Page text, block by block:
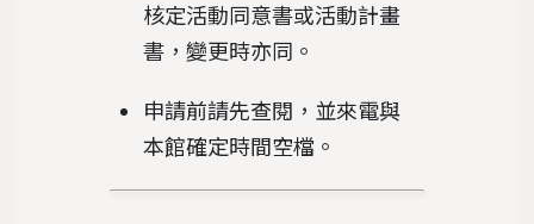
核定活動同意書或活動計畫
書，變更時亦同。
申請前請先查閱 ，並來電與
本館確定時間空檔。